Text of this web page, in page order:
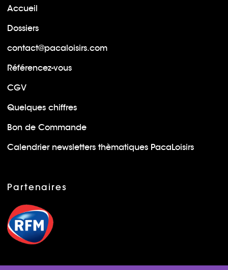
Accueil
Dossiers
contact@pacaloisirs.com
Référencez-vous
CGV
Quelques chiffres
Bon de Commande
Calendrier newsletters thèmatiques PacaLoisirs
Partenaires